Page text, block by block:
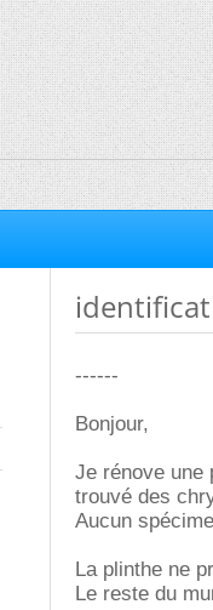
------
Bonjour,
Je rénove une
trouvé des
Aucun
La plinthe ne
Le reste du